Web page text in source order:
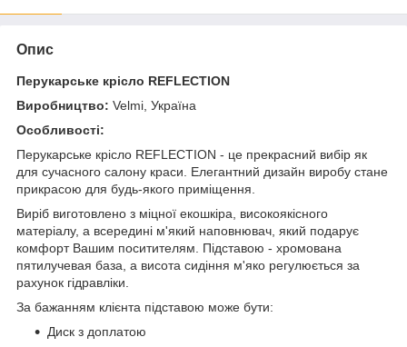
Опис
Перукарське крісло REFLECTION
Виробництво: Velmi, Україна
Особливості:
Перукарське крісло REFLECTION - це прекрасний вибір як
для сучасного салону краси. Елегантний дизайн виробу стане
прикрасою для будь-якого приміщення.
Виріб виготовлено з міцної екошкіра, високоякісного
матеріалу, а всередині м'який наповнювач, який подарує
комфорт Вашим поситителям. Підставою - хромована
пятилучевая база, а висота сидіння м'яко регулюється за
рахунок гідравліки.
За бажанням клієнта підставою може бути:
Диск з доплатою